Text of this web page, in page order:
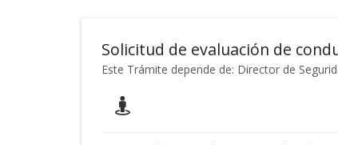
Solicitud de evaluación de
Este Trámite depende de: Director de